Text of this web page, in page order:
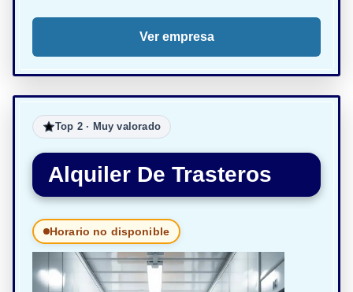
Ver empresa
Top 2 · Muy valorado
Alquiler De Trasteros
Horario no disponible